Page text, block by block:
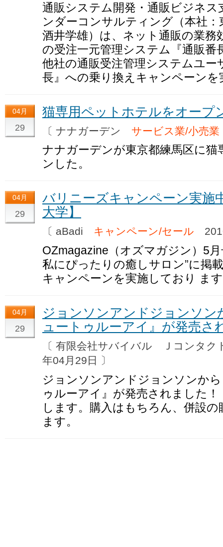
通販システム開発・通販ビジネ
ンダーコンサルティング（本社
酒井学雄）は、ネット通販の業務
の受注一元管理システム『通販
他社の通販受注管理システムユー
長』への乗り換えキャンペーンを
04月
29
猫専用ペットホテルをオープ
〔 ナナガーデン サービス業/小売業
ナナガーデンが東京都練馬区に
ンした。
04月
29
バリニーズキャンペーン実施
大学】
〔 aBadi キャンペーン/セール
OZmagazine（オズマガジン）5
私にぴったりの癒しサロン”に掲
キャンペーンを実施しており ま
04月
29
ジョンソンアンドジョンソ
ュートゥルーアイ』が発売さ
〔 有限会社サバイバル Ｊコンタ
年04月29日 〕
ジョンソンアンドジョンソンか
ゥルーアイ』が発売されました
します。購入はもちろん、併設
ます。